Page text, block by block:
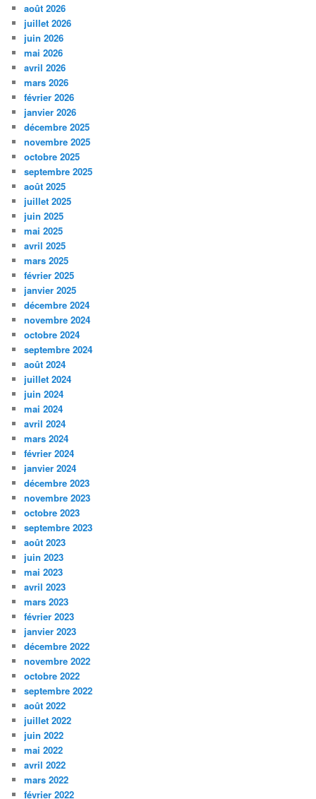
août 2026
juillet 2026
juin 2026
mai 2026
avril 2026
mars 2026
février 2026
janvier 2026
décembre 2025
novembre 2025
octobre 2025
septembre 2025
août 2025
juillet 2025
juin 2025
mai 2025
avril 2025
mars 2025
février 2025
janvier 2025
décembre 2024
novembre 2024
octobre 2024
septembre 2024
août 2024
juillet 2024
juin 2024
mai 2024
avril 2024
mars 2024
février 2024
janvier 2024
décembre 2023
novembre 2023
octobre 2023
septembre 2023
août 2023
juin 2023
mai 2023
avril 2023
mars 2023
février 2023
janvier 2023
décembre 2022
novembre 2022
octobre 2022
septembre 2022
août 2022
juillet 2022
juin 2022
mai 2022
avril 2022
mars 2022
février 2022